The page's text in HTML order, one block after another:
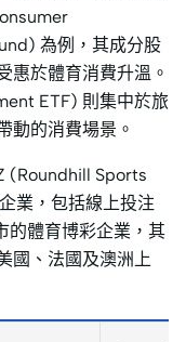
為例，其成分股
惠於體育消費升溫。
ETF) 則集中於旅
動的消費場景。
(Roundhill Sports
業，包括線上投注
的體育博彩企業，其
國、法國及澳洲上